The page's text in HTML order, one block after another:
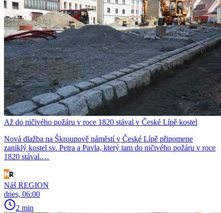
Až do ničivého požáru v roce 1820 stával v České Lípě kostel
Nová dlažba na Škroupově náměstí v České Lípě připomene
zaniklý kostel sv. Petra a Pavla, který tam do ničivého požáru v roce
1820 stával.…
Náš REGION
dnes, 06:00
2 min